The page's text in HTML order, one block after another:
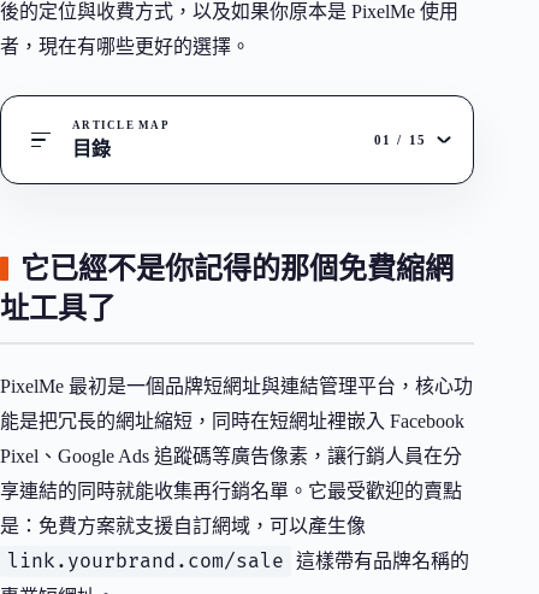
後的定位與收費方式，以及如果你原本是 PixelMe 使用
者，現在有哪些更好的選擇。
ARTICLE MAP
目錄 01 / 15
它已經不是你記得的那個免費縮網
址工具了
PixelMe 最初是一個品牌短網址與連結管理平台，核心功
能是把冗長的網址縮短，同時在短網址裡嵌入 Facebook
Pixel、Google Ads 追蹤碼等廣告像素，讓行銷人員在分
享連結的同時就能收集再行銷名單。它最受歡迎的賣點
是：免費方案就支援自訂網域，可以產生像
link.yourbrand.com/sale
這樣帶有品牌名稱的